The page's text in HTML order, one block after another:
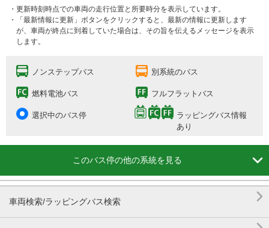
・更新時刻時点での車両の走行位置と所要時分を表示しています。
・「最新情報に更新」ボタンをクリックすると、最新の情報に更新します
が、車両が終点に到着していた場合は、その旨を伝えるメッセージを表示
します。
ノンステップバス 別系統のバス
燃料電池バス フルフラットバス
選択中のバス停
ラッピングバス情報
あり
このバス停の他の系統を見る 
車両検索/ラッピングバス検索
